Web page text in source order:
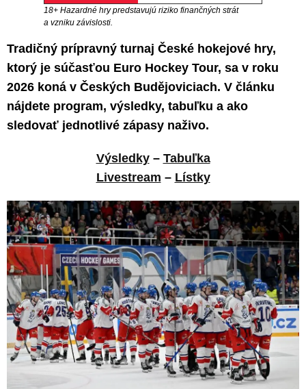
18+ Hazardné hry predstavujú riziko finančných strát
a vzniku závislosti.
Tradičný prípravný turnaj České hokejové hry,
ktorý je súčasťou Euro Hockey Tour, sa v roku
2026 koná v Českých Budějoviciach. V článku
nájdete program, výsledky, tabuľku a ako
sledovať jednotlivé zápasy naživo.
Výsledky– Tabuľka
Livestream – Lístky